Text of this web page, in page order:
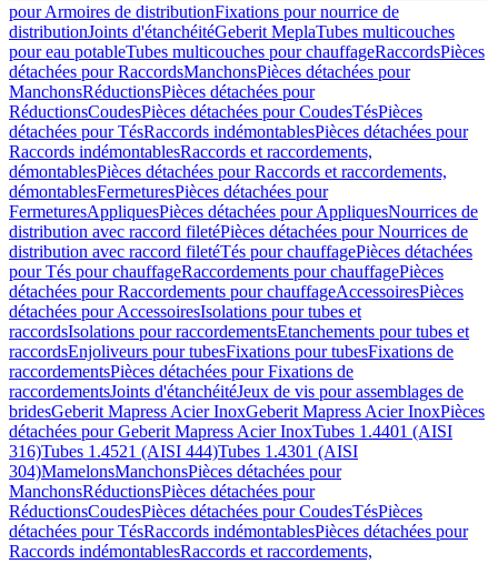
pour Armoires de distributionFixations pour nourrice de
distributionJoints d'étanchéitéGeberit MeplaTubes multicouches
pour eau potableTubes multicouches pour chauffageRaccordsPièces
détachées pour RaccordsManchonsPièces détachées pour
ManchonsRéductionsPièces détachées pour
RéductionsCoudesPièces détachées pour CoudesTésPièces
détachées pour TésRaccords indémontablesPièces détachées pour
Raccords indémontablesRaccords et raccordements,
démontablesPièces détachées pour Raccords et raccordements,
démontablesFermeturesPièces détachées pour
FermeturesAppliquesPièces détachées pour AppliquesNourrices de
distribution avec raccord filetéPièces détachées pour Nourrices de
distribution avec raccord filetéTés pour chauffagePièces détachées
pour Tés pour chauffageRaccordements pour chauffagePièces
détachées pour Raccordements pour chauffageAccessoiresPièces
détachées pour AccessoiresIsolations pour tubes et
raccordsIsolations pour raccordementsEtanchements pour tubes et
raccordsEnjoliveurs pour tubesFixations pour tubesFixations de
raccordementsPièces détachées pour Fixations de
raccordementsJoints d'étanchéitéJeux de vis pour assemblages de
bridesGeberit Mapress Acier InoxGeberit Mapress Acier InoxPièces
détachées pour Geberit Mapress Acier InoxTubes 1.4401 (AISI
316)Tubes 1.4521 (AISI 444)Tubes 1.4301 (AISI
304)MamelonsManchonsPièces détachées pour
ManchonsRéductionsPièces détachées pour
RéductionsCoudesPièces détachées pour CoudesTésPièces
détachées pour TésRaccords indémontablesPièces détachées pour
Raccords indémontablesRaccords et raccordements,